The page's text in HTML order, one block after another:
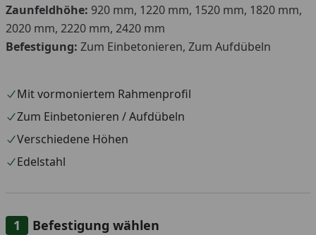
Zaunfeldhöhe: 920 mm, 1220 mm, 1520 mm, 1820 mm,
2020 mm, 2220 mm, 2420 mm
Befestigung: Zum Einbetonieren, Zum Aufdübeln
Mit vormoniertem Rahmenprofil
Zum Einbetonieren / Aufdübeln
Verschiedene Höhen
Edelstahl
Befestigung wählen